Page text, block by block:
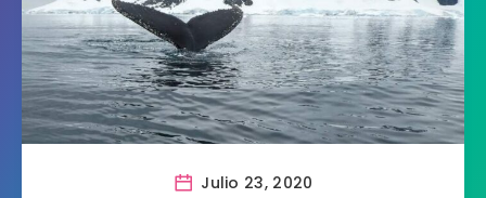
Julio 23, 2020